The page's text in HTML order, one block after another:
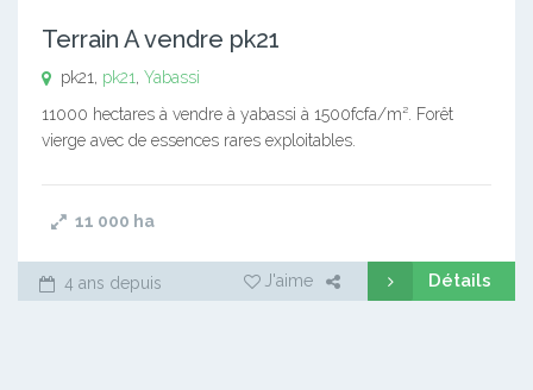
Terrain A vendre pk21
pk21, pk21 Yabassi
11000 hectares à vendre à yabassi à 1500fcfa/m². Forêt
vierge avec de essences rares exploitables.
11 000 ha
4 ans depuis J'aime Détails